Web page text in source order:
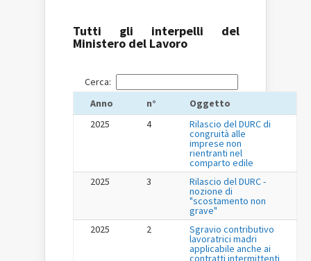
Tutti gli interpelli del
Ministero del Lavoro
Cerca:
Anno
n°
Oggetto
2025
4 Rilascio del DURC di
congruità alle
imprese non
rientranti nel
comparto edile
2025
3 Rilascio del DURC -
nozione di
"scostamento non
grave"
2025
2 Sgravio contributivo
lavoratrici madri
applicabile anche ai
contratti intermittenti